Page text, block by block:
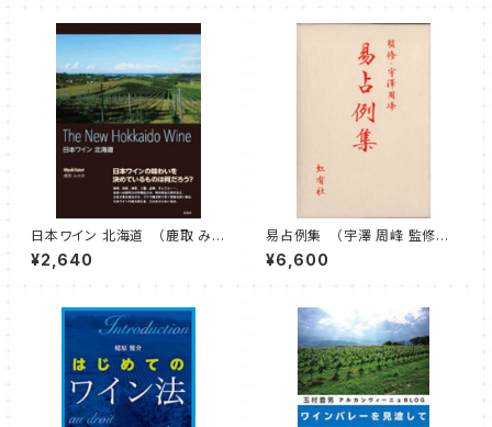
日本ワイン 北海道 （鹿取 みゆ
き 著）
¥2,640
易占例集 （宇澤 周峰 監修
著）
¥6,600